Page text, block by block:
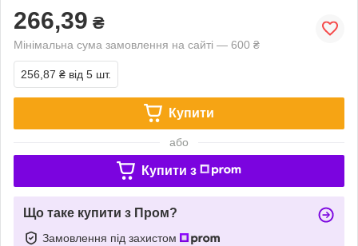
266,39 ₴
Мінімальна сума замовлення на сайті — 600 ₴
256,87 ₴ від 5 шт.
Купити
або
Купити з
Що таке купити з Пром?
Замовлення під захистом